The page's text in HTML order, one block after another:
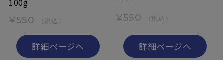
ご利用案内
よくあるご質問
100g
¥550 （税込）
詳細ページへ
¥550 （税込）
詳細ページへ